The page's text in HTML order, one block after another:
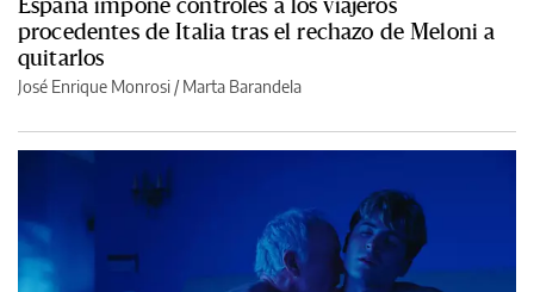
procedentes de Italia tras el rechazo de Meloni a
quitarlos
José Enrique Monrosi / Marta Barandela